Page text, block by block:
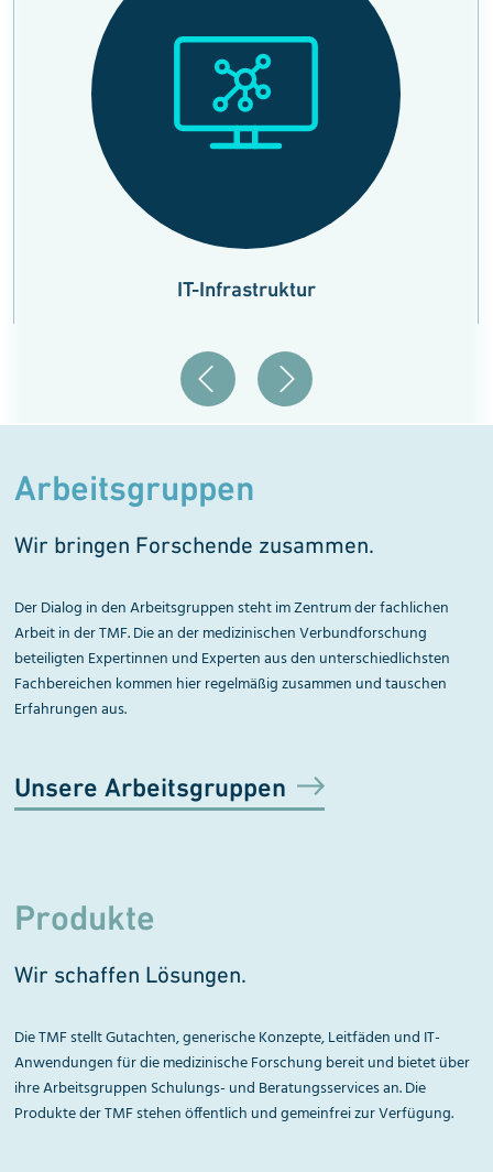
IT-Infrastruktur
Arbeitsgruppen
Wir bringen Forschende zusammen.
Der Dialog in den Arbeitsgruppen steht im Zentrum der fachlichen
Arbeit in der TMF. Die an der medizinischen Verbundforschung
beteiligten Expertinnen und Experten aus den unterschiedlichsten
Fachbereichen kommen hier regelmäßig zusammen und tauschen
Erfahrungen aus.
Unsere Arbeitsgruppen
Produkte
Wir schaffen Lösungen.
Die TMF stellt Gutachten, generische Konzepte, Leitfäden und IT-
Anwendungen für die medizinische Forschung bereit und bietet über
ihre Arbeitsgruppen Schulungs- und Beratungsservices an. Die
Produkte der TMF stehen öffentlich und gemeinfrei zur Verfügung.